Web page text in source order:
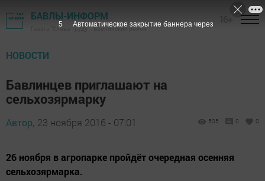
БАВЛЫ-ИНФОРМ
Газета "Слава труду" - Бавлинский район
НОВОСТИ
Бавлинцев приглашают на
сельхозярмарку
Автор, 23 ноября 2016 - 07:01 505 0 0
26 ноября в агропарке пройдёт очередная осенняя
сельхозярмарка.
4 Автоматическое закрытие баннера через